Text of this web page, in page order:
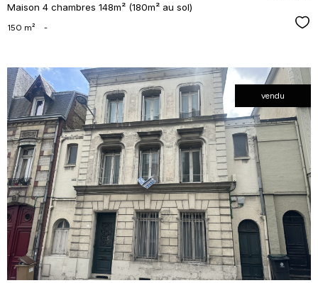
Maison 4 chambres 148m² (180m² au sol)
150 m² -
vendu
voir le
bien